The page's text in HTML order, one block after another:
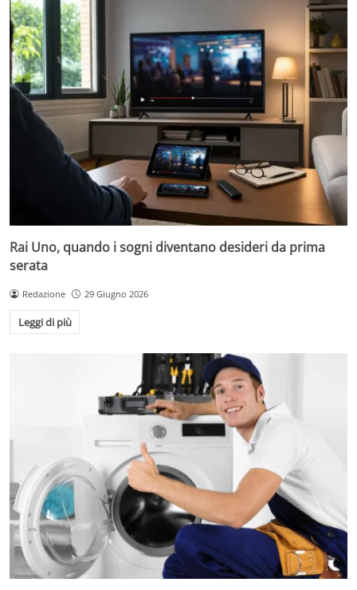
Rai Uno, quando i sogni diventano desideri da prima
serata
Redazione 29 Giugno 2026
Leggi di più